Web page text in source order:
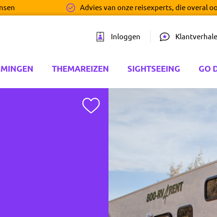
Advies van onze reisexperts, die overal
Inloggen
THEMAREIZEN SIGHTSEEING GO
Toevoegen aan favorieten